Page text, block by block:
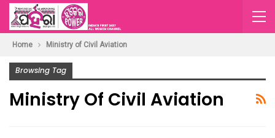
Home Ministry of Civil Aviation
Browsing Tag
Ministry Of Civil Aviation